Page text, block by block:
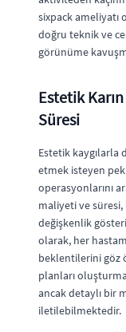
sixpack
doğru teknik ve
görünüme
Estetik
Süresi
Estetik kaygılarla
etmek isteyen pek
operasyonlarını
maliyeti ve
değişkenlik
olarak, her
beklentilerini göz
planları
ancak detaylı bir
iletilebilmektedir.